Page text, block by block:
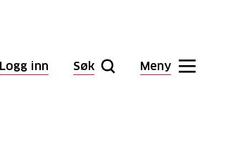
Logg inn Søk Meny